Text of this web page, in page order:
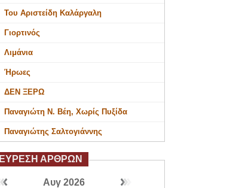
Του Αριστείδη Καλάργαλη
Γιορτινός
Λιμάνια
Ήρωες
ΔΕΝ ΞΕΡΩ
Παναγιώτη Ν. Βέη, Χωρίς Πυξίδα
Παναγιώτης Σαλτογιάννης
ΕΥΡΕΣΗ ΑΡΘΡΩΝ
Αυγ 2026